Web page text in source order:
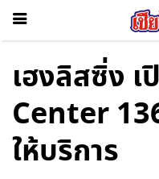
เฮงลิสซิ่ง
Center
ให้บริการ